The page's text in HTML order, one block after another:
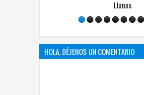
HOLA, DÉJENOS UN COMENTARIO